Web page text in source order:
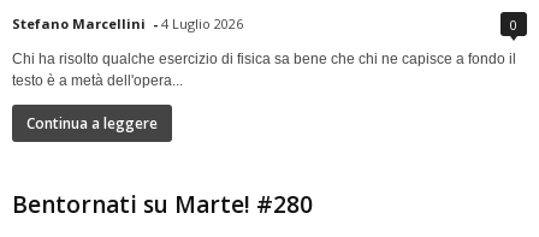
Stefano Marcellini - 4 Luglio 2026 0
Chi ha risolto qualche esercizio di fisica sa bene che chi ne capisce a fondo il
testo è a metà dell'opera...
Continua a leggere
Bentornati su Marte! #280